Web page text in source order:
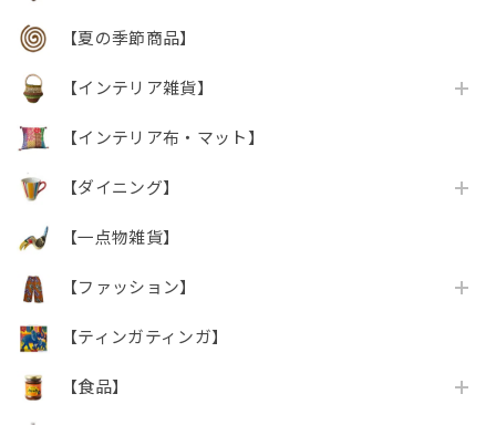
【夏の季節商品】
【インテリア雑貨】
【インテリア布・マット】
【ダイニング】
【一点物雑貨】
【ファッション】
【ティンガティンガ】
【食品】